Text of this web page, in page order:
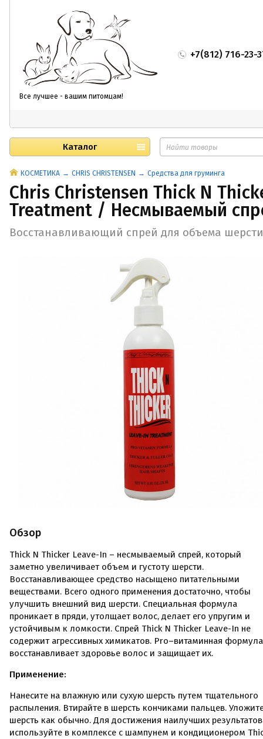
Все лучшее - вашим питомцам!
+7(812) 716-23-
Каталог
КОСМЕТИКА CHRIS CHRISTENSEN Средства для груминга
Chris Christensen Thick N
Treatment / Несмываемый
Восстанавливающий спрей для объема шерсти
Обзор
Thick N Thicker Leave-In – несмываемый спрей, который
заметно увеличивает объем и густоту шерсти.
Восстанавливающее средство насыщено питательными
веществами. Всего одного применения достаточно, чтобы
улучшить внешний вид шерсти. Специальная формула
проникает в пряди, утолщает волос, делает его упругим и
устойчивым к ломкости. Спрей Thick N Thicker Leave-In не
содержит агрессивных химикатов. Pro–витаминная формула
восстанавливает здоровье волос и защищает их.
Применение:
Нанесите на влажную или сухую шерсть путем тщательного
распыления. Втирайте в шерсть кончиками пальцев.
шерсть как обычно. Для достижения наилучших результатов
используйте в комплексе с шампунем и кондиционером